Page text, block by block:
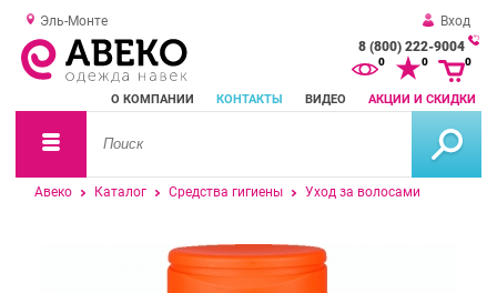
Эль-Монте
Вход
8 (800) 222-9004
О КОМПАНИИ КОНТАКТЫ ВИДЕО АКЦИИ И СКИДКИ
0 0 0
Авеко Каталог Средства гигиены Уход за волосами